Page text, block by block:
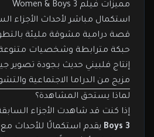
مميزات فيلم Women & Boys 3
استكمال مباشر لأحداث الأجزاء
قصة درامية مشوقة مليئة
حبكة مترابطة وشخصيات
إنتاج فلبيني حديث بجودة تصوير
مزيج من الدراما الاجتماعية
لماذا يستحق المشاهدة؟
إذا كنت قد شاهدت الأجزاء
Boys 3 يقدم استكمالًا للأحداث